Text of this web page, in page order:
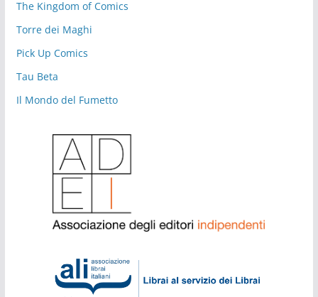
The Kingdom of Comics
Torre dei Maghi
Pick Up Comics
Tau Beta
Il Mondo del Fumetto